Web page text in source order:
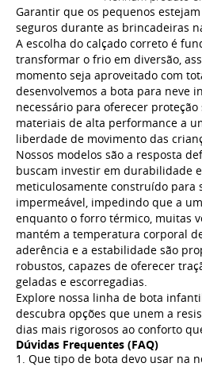
Garantir que os pequenos
seguros durante as brincadeiras
A escolha do calçado correto é
transformar o frio em diversão,
momento seja aproveitado com
desenvolvemos a bota para neve
necessário para oferecer
materiais de alta performance a
liberdade de movimento das
Nossos modelos são a resposta
buscam investir em durabilidade
meticulosamente construído para
impermeável, impedindo que a
enquanto o forro térmico, muitas
mantém a temperatura corporal
aderência e a estabilidade são
robustos, capazes de oferecer
geladas e escorregadias.
Explore nossa linha de bota
descubra opções que unem a
dias mais rigorosos ao conforto
Dúvidas Frequentes (FAQ)
1. Que tipo de bota devo usar na